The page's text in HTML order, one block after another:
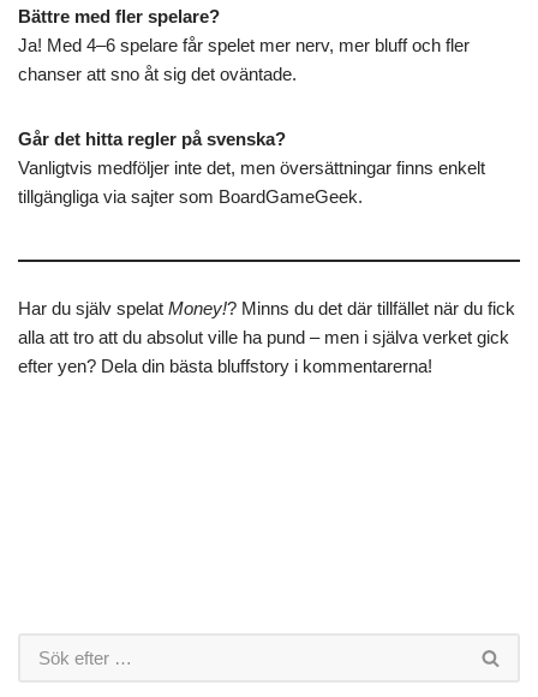
Bättre med fler spelare?
Ja! Med 4–6 spelare får spelet mer nerv, mer bluff och fler
chanser att sno åt sig det oväntade.
Går det hitta regler på svenska?
Vanligtvis medföljer inte det, men översättningar finns enkelt
tillgängliga via sajter som BoardGameGeek.
Har du själv spelat Money!? Minns du det där tillfället när du fick
alla att tro att du absolut ville ha pund – men i själva verket gick
efter yen? Dela din bästa bluffstory i kommentarerna!